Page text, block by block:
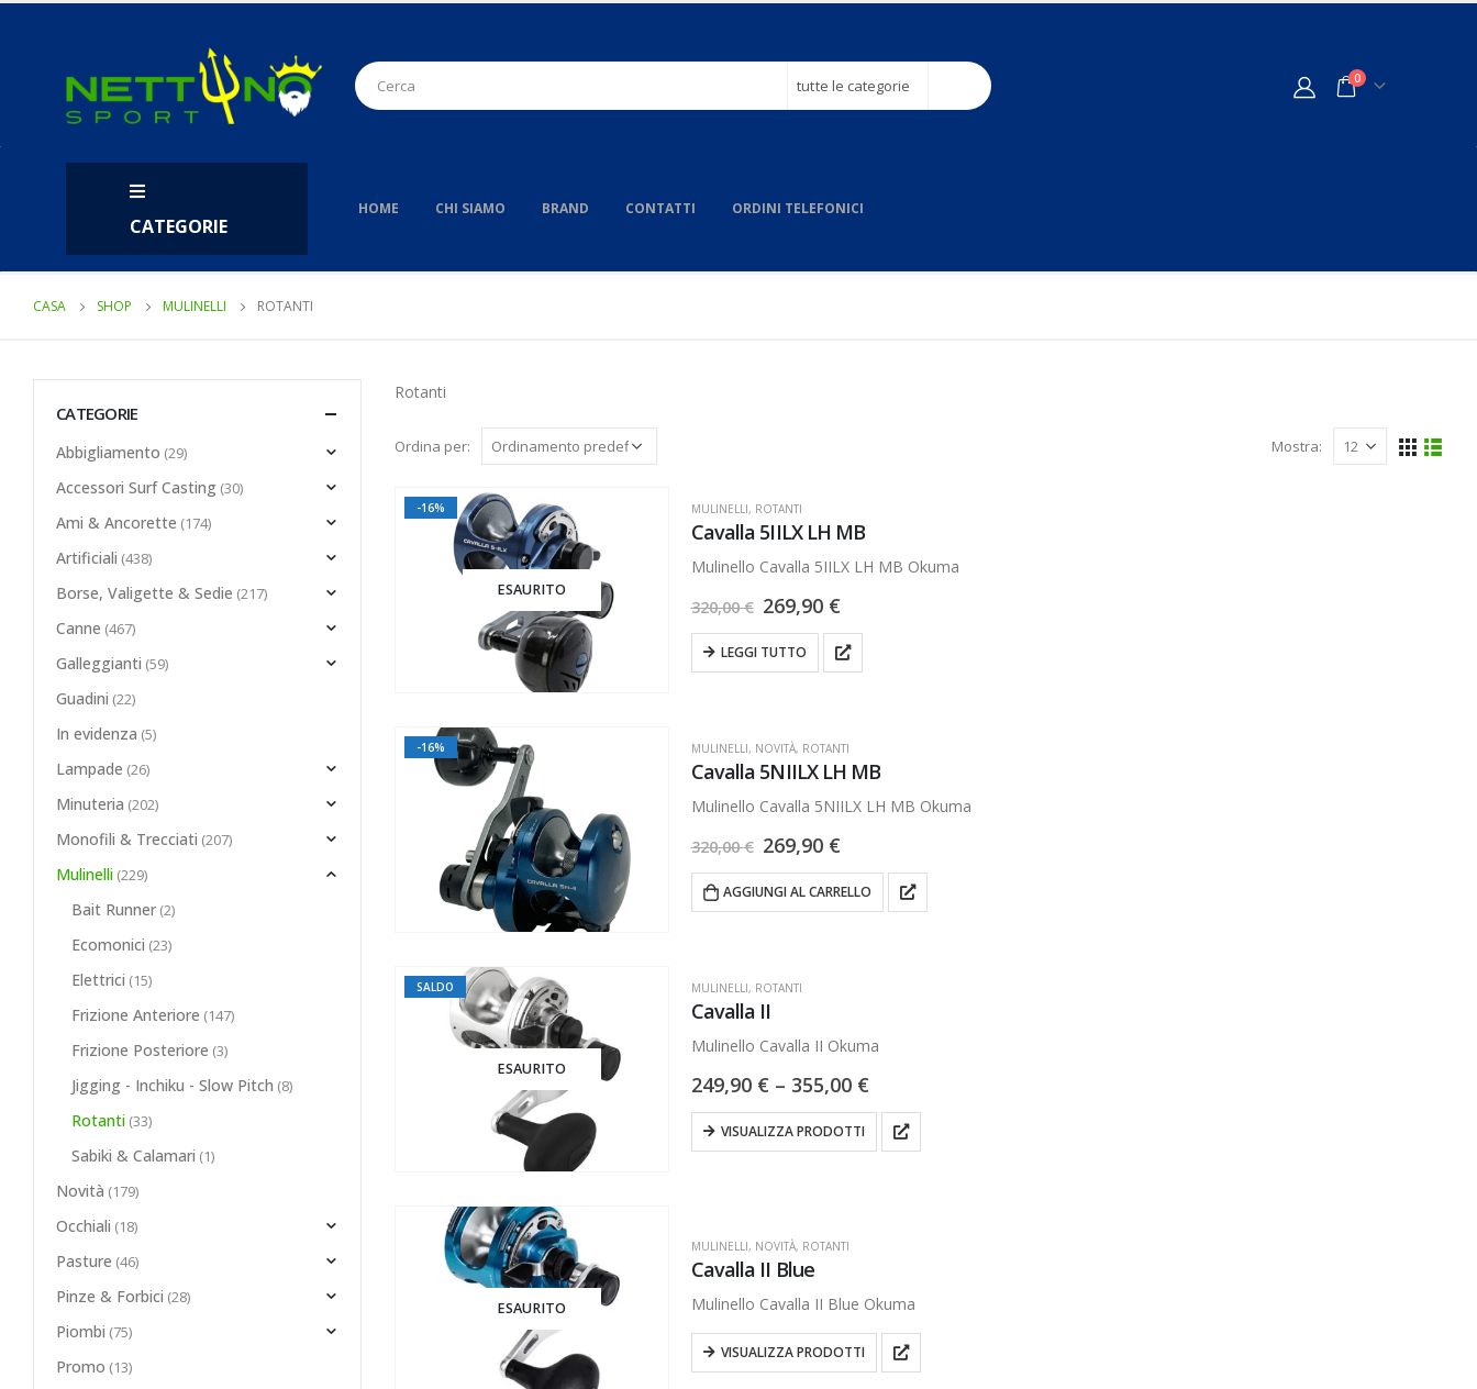
tutte le categorie 0
CATEGORIE
HOME CHI SIAMO BRAND CONTATTI ORDINI TELEFONICI
CASA SHOP MULINELLI ROTANTI
Rotanti
Ordina per: Mostra:
-16%
ESAURITO
MULINELLI, ROTANTI
Cavalla 5IILX LH MB
Mulinello Cavalla 5IILX LH MB Okuma
320,00€ 269,90 €
LEGGI TUTTO
-16% MULINELLI, NOVITÀ, ROTANTI
Cavalla 5NIILX LH MB
Mulinello Cavalla 5NIILX LH MB Okuma
320,00€ 269,90 €
AGGIUNGI AL CARRELLO
SALDO
ESAURITO
MULINELLI, ROTANTI
Cavalla II
Mulinello Cavalla II Okuma
249,90 €– 355,00 €
VISUALIZZA PRODOTTI
ESAURITO
MULINELLI, NOVITÀ, ROTANTI
Cavalla II Blue
Mulinello Cavalla II Blue Okuma
VISUALIZZA PRODOTTI
CATEGORIE
Abbigliamento (29)
Accessori Surf Casting (30)
Ami & Ancorette (174)
Artificiali (438)
Borse, Valigette & Sedie (217)
Canne (467)
Galleggianti (59)
Guadini (22)
In evidenza (5)
Lampade (26)
Minuteria (202)
Monofili & Trecciati (207)
Mulinelli (229)
Bait Runner (2)
Ecomonici (23)
Elettrici (15)
Frizione Anteriore (147)
Frizione Posteriore (3)
Jigging - Inchiku - Slow Pitch (8)
Rotanti (33)
Sabiki & Calamari (1)
Novità (179)
Occhiali (18)
Pasture (46)
Pinze & Forbici (28)
Piombi (75)
Promo (13)